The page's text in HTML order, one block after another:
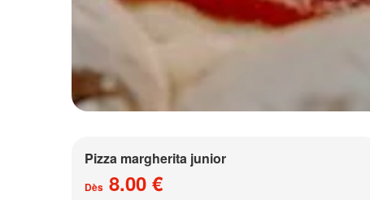
Pizza margherita junior
Dès 8.00 €